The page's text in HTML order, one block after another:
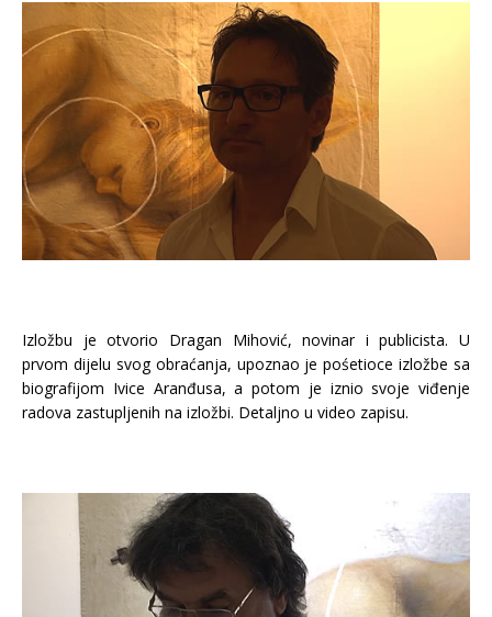
Izložbu je otvorio Dragan Mihović, novinar i publicista. U
prvom dijelu svog obraćanja, upoznao je pośetioce izložbe sa
biografijom Ivice Aranđusa, a potom je iznio svoje viđenje
radova zastupljenih na izložbi. Detaljno u video zapisu.